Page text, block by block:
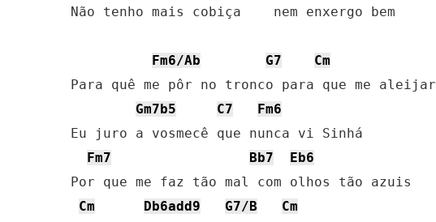
Não tenho mais cobiça    nem enxergo bem
Fm6/Ab G7
Cm
Para quê me pôr no tronco para que me aleijar
Gm7b5
C7
Fm6
Eu juro a vosmecê que nunca vi Sinhá
Fm7
Bb7
Eb6
Por que me faz tão mal com olhos tão azuis
Cm
Db6add9 G7/B
Cm